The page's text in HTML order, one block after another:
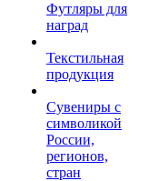
Футляры для
наград
Текстильная
продукция
Сувениры с
символикой
России,
регионов,
стран